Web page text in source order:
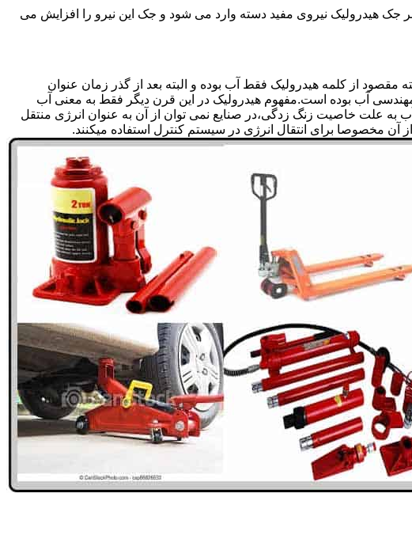
هیدرولیک نیروی مفید دسته وارد می شود و جک این نیرو را افزایش می
از کلمه هیدرولیک فقط آب بوده و البته بعد از گذر زمان عنوان
آب بوده است.مفهوم هیدرولیک در این قرن دیگر فقط به معنی آب
به علت خاصیت زنگ زدگی،در صنایع نمی توان از آن به عنوان انرژی منتقل
مخصوصا برای انتقال انرژی در سیستم کنترل استفاده میکنند.